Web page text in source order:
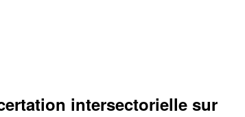
intersectorielle sur